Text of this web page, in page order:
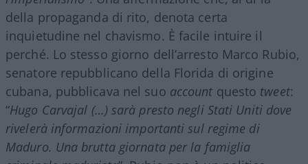
della propaganda di rito, denota certa
inquietudine nel chavismo. È facile intuire il
perché. Lo stesso giorno dell’arresto Marco Rubio,
senatore repubblicano della Florida di origine
cubana, pubblicava nel suo account questo tweet:
“Hugo Carvajal (…) sarà presto negli Stati Uniti dove
rivelerà informazioni importanti sul regime di
Maduro. Una brutta giornata per la famiglia